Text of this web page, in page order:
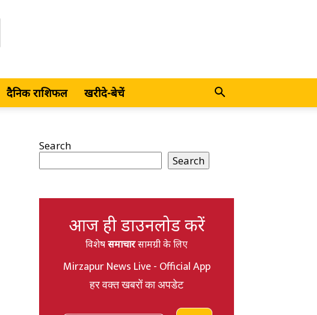
दैनिक राशिफल खरीदे-बेचें
Search
Search
आज ही डाउनलोड करें
विशेषसमाचारसामग्री के लिए
Mirzapur News Live - Official App
हर वक्त खबरों का अपडेट